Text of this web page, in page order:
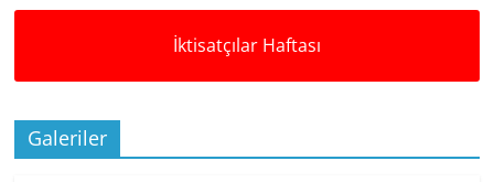
İktisatçılar Haftası
Galeriler